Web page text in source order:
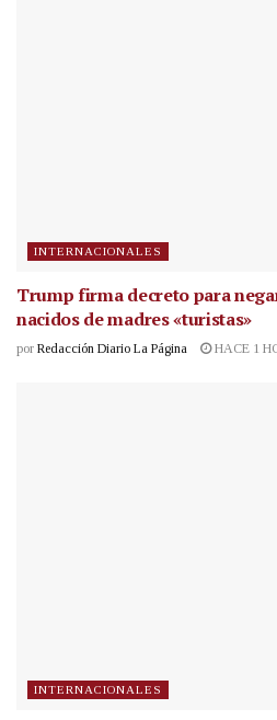
INTERNACIONALES
Trump firma decreto para
nacidos de madres «turistas»
por Redacción Diario La Página HACE 1
INTERNACIONALES